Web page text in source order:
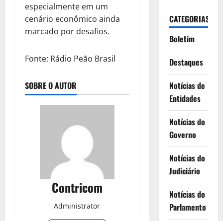
especialmente em um
cenário econômico ainda
marcado por desafios.
Fonte: Rádio Peão Brasil
SOBRE O AUTOR
Contricom
Administrator
CATEGORIAS
Boletim
Destaques
Notícias de
Entidades
Notícias do
Governo
Notícias do
Judiciário
Notícias do
Parlamento